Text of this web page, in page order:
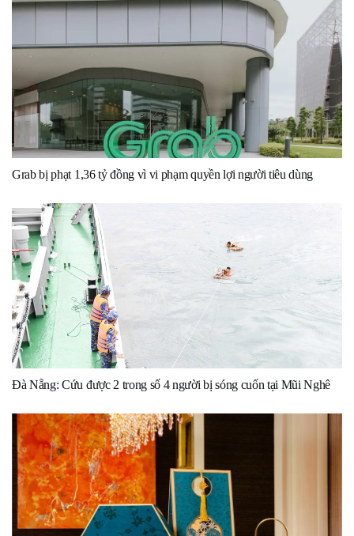
Grab bị phạt 1,36 tỷ đồng vì vi phạm quyền lợi người tiêu dùng
Đà Nẵng: Cứu được 2 trong số 4 người bị sóng cuốn tại Mũi Nghê